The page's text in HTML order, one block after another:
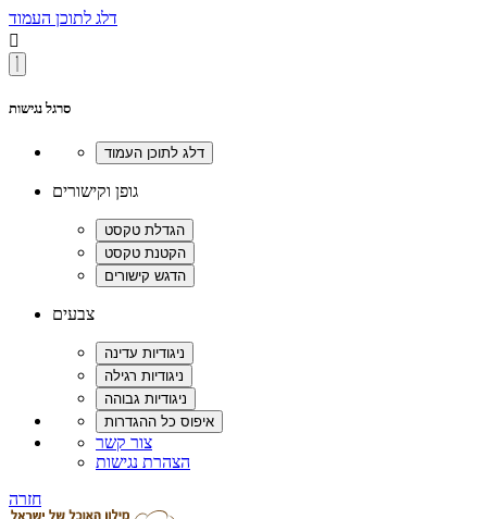
דלג לתוכן העמוד

סרגל נגישות
גופן וקישורים
צבעים
צור קשר
הצהרת נגישות
חזרה